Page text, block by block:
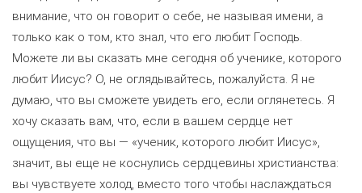
внимание, что он говорит о себе, не называя имени, а
только как о том, кто знал, что его любит Господь.
Можете ли вы сказать мне сегодня об ученике, которого
любит Иисус? О, не оглядывайтесь, пожалуйста. Я не
думаю, что вы сможете увидеть его, если оглянетесь. Я
хочу сказать вам, что, если в вашем сердце нет
ощущения, что вы — «ученик, которого любит Иисус»,
значит, вы еще не коснулись сердцевины христианства:
вы чувствуете холод, вместо того чтобы наслаждаться